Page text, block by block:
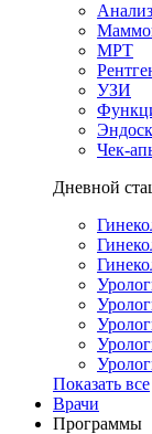
МРТ
УЗИ
Чек-
Дневной
Показать все
Врачи
Программы